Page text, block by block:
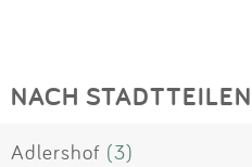
NACH STADTTEILEN
Adlershof (3)